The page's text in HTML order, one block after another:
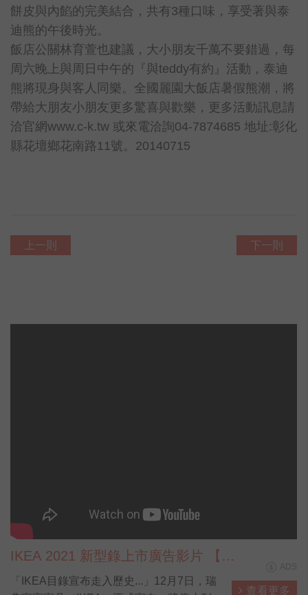
餅皮與內餡的完美結合，共有3種口味，享受著與泰
迪熊的午後時光。
飯店公關林育萱也建議，大小朋友千萬不要錯過，每
周六晚上與周日中午的『與teddy有約』活動，泰迪
熊將現身與客人同樂。全國麗園大飯店暑假熊潮，將
帶給大朋友小朋友更多驚喜與歡樂，更多活動訊息請
洽官網www.c-k.tw 或來電洽詢04-7874685 地址:彰化
縣花壇鄉花南路11號。20140715
上一則 下一則
IKEA 2021 新型錄上市廣告影片 【貓
媽篇】
「IKEA目錄宣布走入歷史...」12月7日，瑞
查看更多